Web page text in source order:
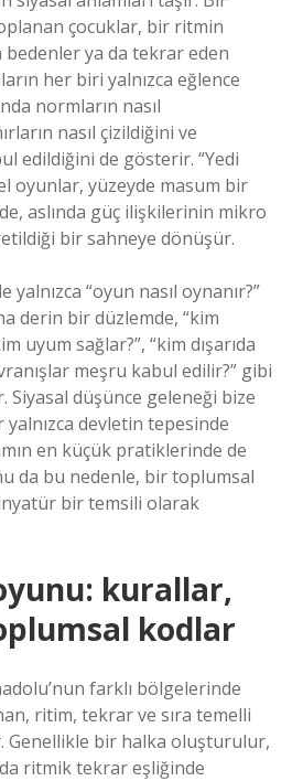
çocuklar, bir ritmin
ya da tekrar eden
her biri yalnızca eğlence
normların nasıl
nasıl çizildiğini ve
edildiğini de gösterir. “Yedi
oyunlar, yüzeyde masum bir
aslında güç ilişkilerinin mikro
bir sahneye dönüşür.
yalnızca “oyun nasıl oynanır?”
derin bir düzlemde, “kim
uyum sağlar?”, “kim dışarıda
meşru kabul edilir?” gibi
düşünce geleneği bize
devletin tepesinde
en küçük pratiklerinde de
da bu nedenle, bir toplumsal
bir temsili olarak
kurallar,
kodlar
farklı bölgelerinde
ritim, tekrar ve sıra temelli
Genellikle bir halka oluşturulur,
ritmik tekrar eşliğinde